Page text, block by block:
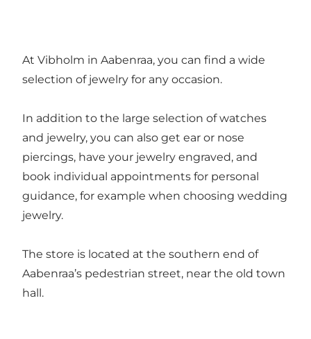
At Vibholm in Aabenraa, you can find a wide
selection of jewelry for any occasion.
In addition to the large selection of watches
and jewelry, you can also get ear or nose
piercings, have your jewelry engraved, and
book individual appointments for personal
guidance, for example when choosing wedding
jewelry.
The store is located at the southern end of
Aabenraa’s pedestrian street, near the old town
hall.